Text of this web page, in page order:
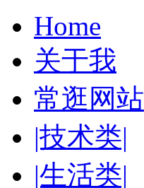
Home
关于我
常逛网站
|技术类|
|生活类|